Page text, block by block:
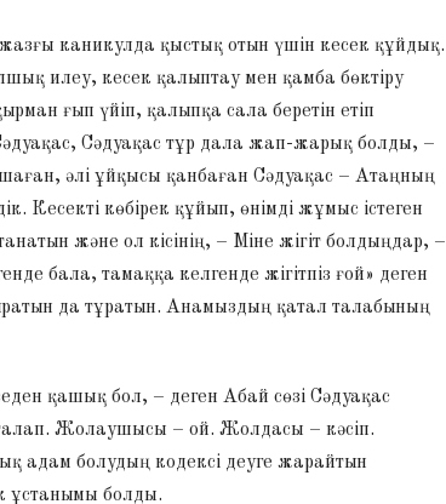
каникулда қыстық отын үшін кесек құйдық.
илеу, кесек қалыптау мен қамба бөктіру
ғып үйіп, қалыпқа сала беретін етіп
Сәдуақас тұр дала жап-жарық болды, –
әлі ұйқысы қанбаған Сәдуақас – Атаңның
Кесекті көбірек құйып, өнімді жұмыс істеген
және ол кісінің, – Міне жігіт болдыңдар, –
бала, тамаққа келгенде жігітпіз ғой» деген
да тұратын. Анамыздың қатал талабының
қашық бол, – деген Абай сөзі Сәдуақас
Жолаушысы – ой. Жолдасы – кәсіп.
адам болудың кодексі деуге жарайтын
ұстанымы болды.